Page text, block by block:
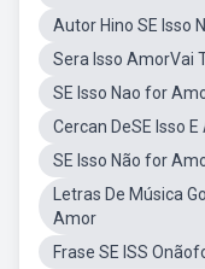
Autor Hino SE Isso
Sera Isso AmorVai
SE Isso Nao for
Cercan DeSE Isso
SE Isso Não for
Letras De Música
Amor
Frase SE ISS